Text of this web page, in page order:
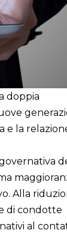
doppia
e la
Alla
di condotte
al